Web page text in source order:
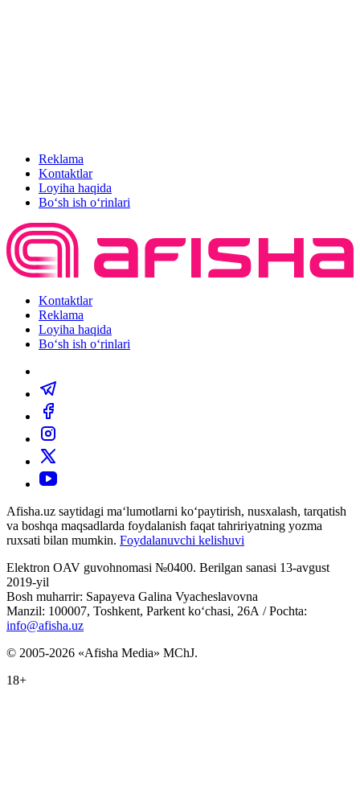
Reklama
Kontaktlar
Loyiha haqida
Bo‘sh ish o‘rinlari
Kontaktlar
Reklama
Loyiha haqida
Bo‘sh ish o‘rinlari
Afisha.uz saytidagi ma‘lumotlarni ko‘paytirish, nusxalash, tarqatish
va boshqa maqsadlarda foydalanish faqat tahririyatning yozma
ruxsati bilan mumkin. Foydalanuvchi kelishuvi
Elektron OAV guvohnomasi №0400. Berilgan sanasi 13-avgust
2019-yil
Bosh muharrir: Sapayeva Galina Vyacheslavovna
Manzil: 100007, Toshkent, Parkent ko‘chasi, 26А / Pochta:
info@afisha.uz
© 2005-2026 «Afisha Media» MChJ.
18+